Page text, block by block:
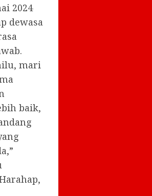
2024
dewasa
mari
baik,